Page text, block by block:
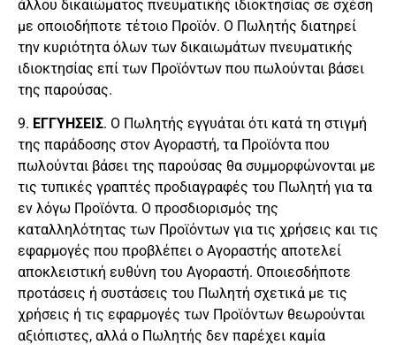
άλλου δικαιώματος πνευματικής ιδιοκτησίας σε σχέση
με οποιοδήποτε τέτοιο Προϊόν. Ο Πωλητής διατηρεί
την κυριότητα όλων των δικαιωμάτων πνευματικής
ιδιοκτησίας επί των Προϊόντων που πωλούνται βάσει
της παρούσας.
9. ΕΓΓΥΗΣΕΙΣ. Ο Πωλητής εγγυάται ότι κατά τη στιγμή
της παράδοσης στον Αγοραστή, τα Προϊόντα που
πωλούνται βάσει της παρούσας θα συμμορφώνονται με
τις τυπικές γραπτές προδιαγραφές του Πωλητή για τα
εν λόγω Προϊόντα. Ο προσδιορισμός της
καταλληλότητας των Προϊόντων για τις χρήσεις και τις
εφαρμογές που προβλέπει ο Αγοραστής αποτελεί
αποκλειστική ευθύνη του Αγοραστή. Οποιεσδήποτε
προτάσεις ή συστάσεις του Πωλητή σχετικά με τις
χρήσεις ή τις εφαρμογές των Προϊόντων θεωρούνται
αξιόπιστες, αλλά ο Πωλητής δεν παρέχει καμία